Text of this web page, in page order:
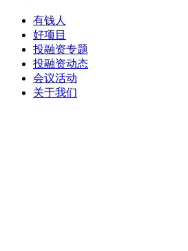
有钱人
好项目
投融资专题
投融资动态
会议活动
关于我们